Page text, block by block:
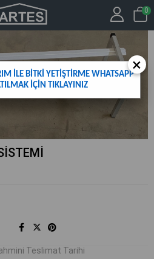
0
LED SİSTEMİ
Teslimat Tarihi
×
İLE BİTKİ YETİŞTİRME WHATSAPP
İÇİN TIKLAYINIZ